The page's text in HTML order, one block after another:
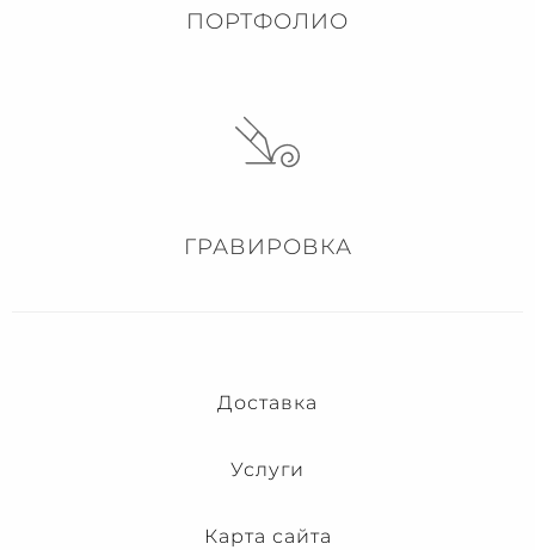
ПОРТФОЛИО
ГРАВИРОВКА
Доставка
Услуги
Карта сайта